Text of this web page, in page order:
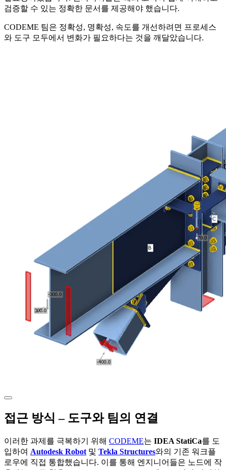
검증할 수 있는 정확한 문서를 제공해야 했습니다.
CODEME 팀은 정확성, 명확성, 속도를 개선하려면 프로세스
와 도구 모두에서 변화가 필요하다는 것을 깨달았습니다.
접근 방식 – 도구와 팀의 연결
이러한 과제를 극복하기 위해 CODEME는 IDEA StatiCa를 도
입하여 Autodesk Robot 및 Tekla Structures와의 기존 워크플
로우에 직접 통합했습니다. 이를 통해 엔지니어들은 노드에 작